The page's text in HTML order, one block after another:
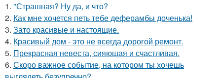
1. "Страшная? Ну да, и что?
2. Как мне хочется петь тебе деферамбы доченька!
3. Зато красивые и настоящие.
4. Красивый дом - это не всегда дорогой ремонт.
5. Прекрасная невеста, сияющая и счастливая.
6. Скоро важное событие, на котором ты хочешь